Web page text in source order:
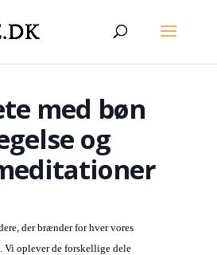
med bøn
og
der brænder for hver vores
Vi oplever de forskellige dele